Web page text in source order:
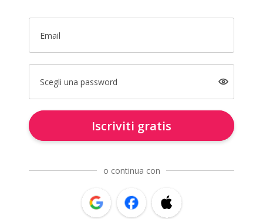
Email
Scegli una password
Iscriviti gratis
o continua con